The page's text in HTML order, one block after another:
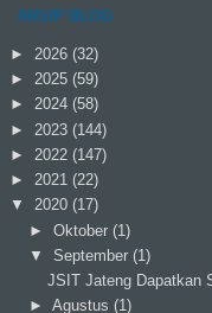
ARSIP BLOG
► 2026 (32)
► 2025 (59)
► 2024 (58)
► 2023 (144)
► 2022 (147)
► 2021 (22)
▼ 2020 (17)
► Oktober (1)
▼ September (1)
JSIT Jateng Dapatkan
► Agustus (1)